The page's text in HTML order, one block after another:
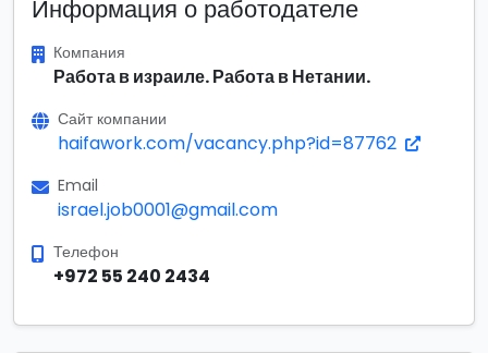
Информация о работодателе
Компания
Работа в израиле. Работа в Нетании.
Сайт компании
haifawork.com/vacancy.php?id=87762
Email
israel.job0001@gmail.com
Телефон
+972 55 240 2434